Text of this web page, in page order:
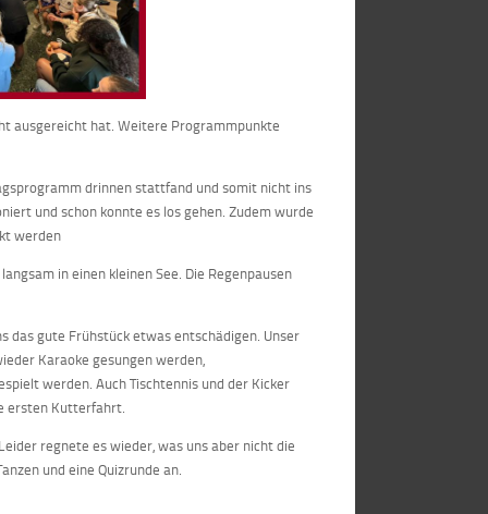
ausgereicht hat. Weitere Programmpunkte
drinnen stattfand und somit nicht ins
und schon konnte es los gehen. Zudem wurde
werden
in einen kleinen See. Die Regenpausen
das gute Frühstück etwas entschädigen. Unser
Karaoke gesungen werden,
werden. Auch Tischtennis und der Kicker
ersten Kutterfahrt.
regnete es wieder, was uns aber nicht die
und eine Quizrunde an.